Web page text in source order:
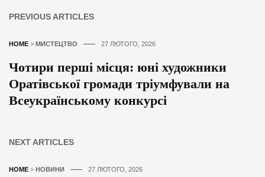
PREVIOUS ARTICLES
HOME > МИСТЕЦТВО 27 ЛЮТОГО, 2026
Чотири перші місця: юні художники
Оратівської громади тріумфували на
Всеукраїнському конкурсі
NEXT ARTICLES
HOME > НОВИНИ 27 ЛЮТОГО, 2026